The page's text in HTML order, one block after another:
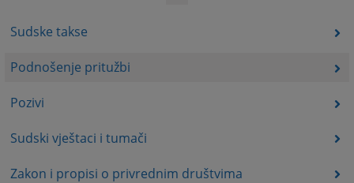
Sudske takse
Podnošenje pritužbi
Pozivi
Sudski vještaci i tumači
Zakon i propisi o privrednim društvima